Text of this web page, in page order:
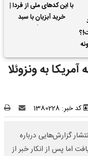
با این کدهای ملی از فردا |
خرید آبزیان با سبد
به ونزوئلا
کد خبر: 1380228
گزارش‌هایی درباره
اما پس از انکار خبر از